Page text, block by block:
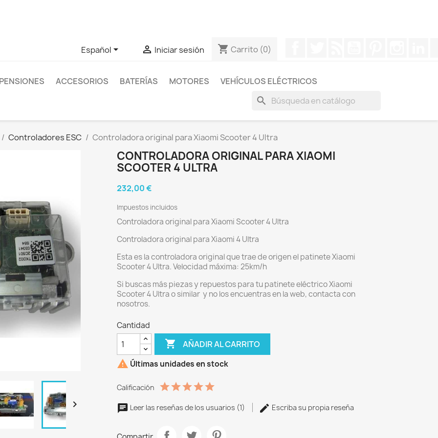
Español  Iniciar sesión shopping_cart Carrito (0)
ACCESORIOS BATERÍAS MOTORES VEHÍCULOS ELÉCTRICOS
search
Controladores ESC Controladora original para Xiaomi Scooter 4 Ultra

CONTROLADORA ORIGINAL PARA XIAOMI
SCOOTER 4 ULTRA
232,00 €
Impuestos incluidos
Controladora original para Xiaomi Scooter 4 Ultra
Controladora original para Xiaomi 4 Ultra
Esta es la controladora original que trae de origen el patinete Xiaomi
Scooter 4 Ultra. Velocidad máxima: 25km/h
Si buscas más piezas y repuestos para tu patinete eléctrico Xiaomi
Scooter 4 Ultra o similar y no los encuentras en la web, contacta con
nosotros.
Cantidad
 AÑADIR AL CARRITO
 Últimas unidades en stock
Calificación
Leer las reseñas de los usuarios (1) Escriba su propia reseña